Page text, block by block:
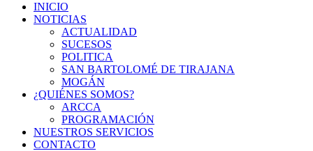
INICIO
NOTICIAS
ACTUALIDAD
SUCESOS
POLITICA
SAN BARTOLOMÉ DE TIRAJANA
MOGÁN
¿QUIÉNES SOMOS?
ARCCA
PROGRAMACIÓN
NUESTROS SERVICIOS
CONTACTO